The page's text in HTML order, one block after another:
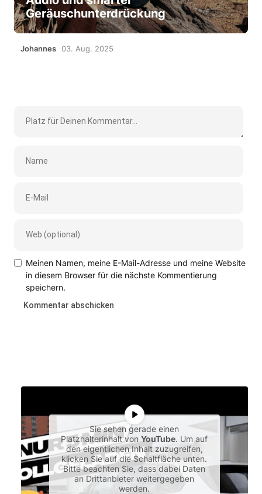
Geräuschunterdrückung
Johannes 03. Aug. 2025
Meinen Namen, meine E-Mail-Adresse und meine Website
in diesem Browser für die nächste Kommentierung
speichern.
Sie sehen gerade einen
Platzhalterinhalt vonYouTube. Um auf
den eigentlichen Inhalt zuzugreifen,
klicken Sie auf die Schaltfläche unten.
Bitte beachten Sie, dass dabei Daten
an Drittanbieter weitergegeben
werden.